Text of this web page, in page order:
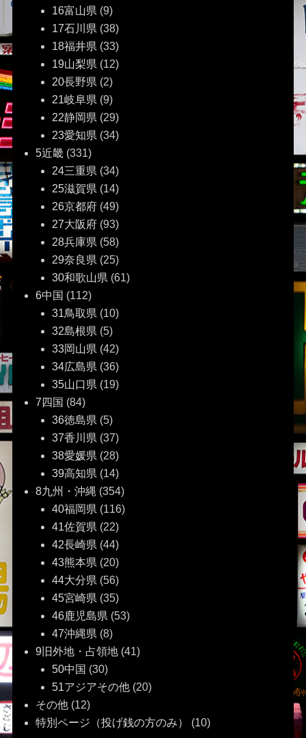
16富山県 (9)
17石川県 (38)
18福井県 (33)
19山梨県 (12)
20長野県 (2)
21岐阜県 (9)
22静岡県 (29)
23愛知県 (34)
5近畿(331)
24三重県 (34)
25滋賀県 (14)
26京都府(49)
27大阪府(93)
28兵庫県 (58)
29奈良県 (25)
30和歌山県 (61)
6中国 (112)
31鳥取県 (10)
32島根県 (5)
33岡山県 (42)
34広島県 (36)
35山口県 (19)
7四国 (84)
36徳島県 (5)
37香川県 (37)
38愛媛県 (28)
39高知県 (14)
8九州・沖縄 (354)
40福岡県 (116)
41佐賀県 (22)
42長崎県 (44)
43熊本県 (20)
44大分県 (56)
45宮崎県 (35)
46鹿児島県 (53)
47沖縄県 (8)
9旧外地・占領地(41)
50中国 (30)
51アジアその他(20)
その他(12)
特別ページ（投げ銭の方のみ）
(10)